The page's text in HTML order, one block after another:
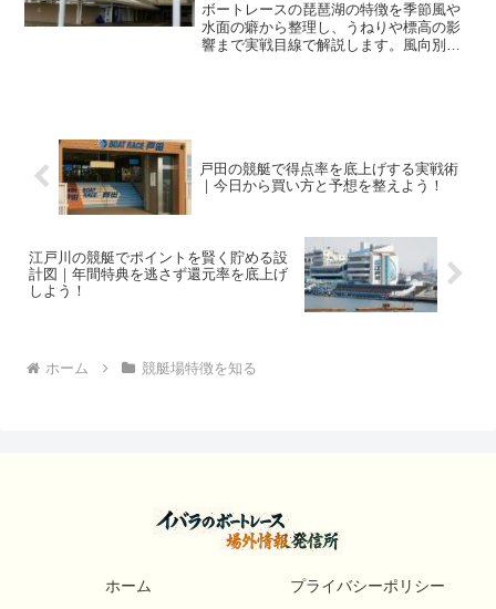
ボートレースの琵琶湖の特徴を季節風や
水面の癖から整理し、うねりや標高の影
響まで実戦目線で解説します。風向別の
戸田の競艇で得点率を底上げする実戦術
｜今日から買い方と予想を整えよう！
江戸川の競艇でポイントを賢く貯める設
計図｜年間特典を逃さず還元率を底上げ
しよう！
ホーム 競艇場特徴を知る
ホーム
プライバシーポリシー